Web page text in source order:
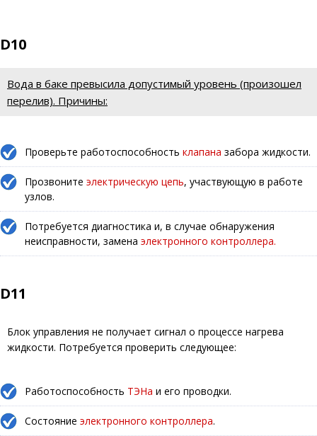
D10
Вода в баке превысила допустимый уровень (произошел
перелив). Причины:
Проверьте работоспособность клапана забора жидкости.
Прозвоните электрическую цепь, участвующую в работе
узлов.
Потребуется диагностика и, в случае обнаружения
неисправности, замена электронного контроллера.
D11
Блок управления не получает сигнал о процессе нагрева
жидкости. Потребуется проверить следующее:
Работоспособность ТЭНа и его проводки.
Состояние электронного контроллера.